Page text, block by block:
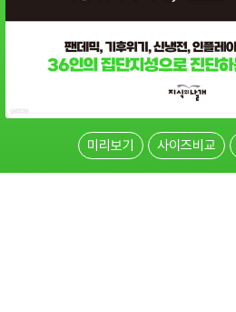
미리보기 사이즈비교